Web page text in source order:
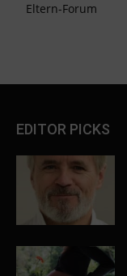
Eltern-Forum
EDITOR PICKS